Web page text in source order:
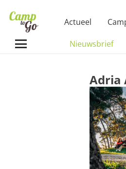
Actueel
Nieuwsbrief
Adria